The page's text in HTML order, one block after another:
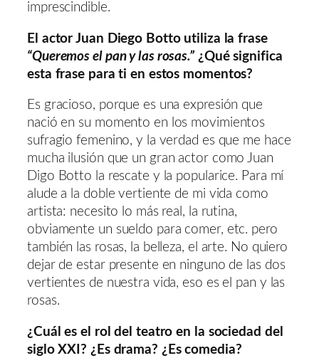
imprescindible.
El actor Juan Diego Botto utiliza la frase
“Queremos el pan y las rosas.” ¿Qué significa
esta frase para ti en estos momentos?
Es gracioso, porque es una expresión que
nació en su momento en los movimientos
sufragio femenino, y la verdad es que me hace
mucha ilusión que un gran actor como Juan
Digo Botto la rescate y la popularice. Para mí
alude a la doble vertiente de mi vida como
artista: necesito lo más real, la rutina,
obviamente un sueldo para comer, etc. pero
también las rosas, la belleza, el arte. No quiero
dejar de estar presente en ninguno de las dos
vertientes de nuestra vida, eso es el pan y las
rosas.
¿Cuál es el rol del teatro en la sociedad del
siglo XXI? ¿Es drama? ¿Es comedia?